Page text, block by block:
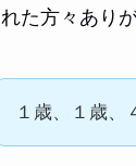
た方々あり
１歳、１歳、